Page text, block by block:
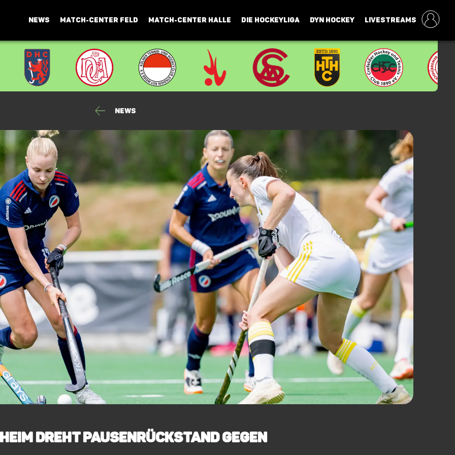
NEWS MATCH-CENTER FELD MATCH-CENTER HALLE DIE HOCKEYLIGA DYN HOCKEY LIVESTREAMS
news
DREHT PAUSENRÜCKSTAND GEGEN